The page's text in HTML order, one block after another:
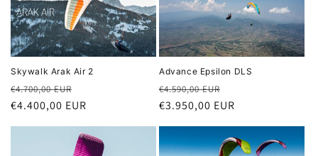
o
r
i
e
:
Skywalk Arak Air 2
Normaler
Preis
€4.700,00 EUR
€4.400,00 EUR
Advance Epsilon DLS
Normaler
Preis
€4.590,00 EUR
€3.950,00 EUR